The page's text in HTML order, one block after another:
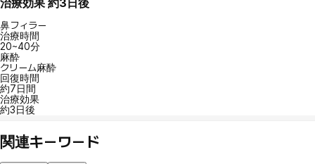
鼻フィラー
治療時間
20~40分
麻酔
クリーム麻酔
回復時間
約7日間
治療効果
約3日後
関連キーワード